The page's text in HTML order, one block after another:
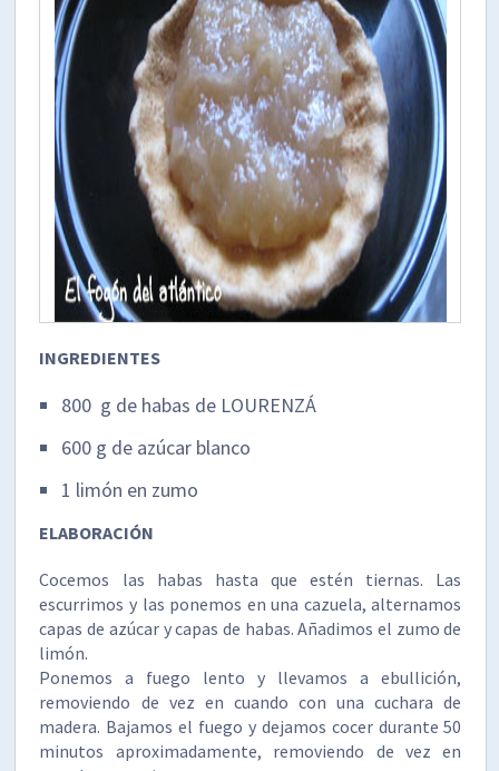
INGREDIENTES
800 g de habas de LOURENZÁ
600 g de azúcar blanco
1 limón en zumo
ELABORACIÓN
Cocemos las habas hasta que estén tiernas. Las
escurrimos y las ponemos en una cazuela, alternamos
capas de azúcar y capas de habas. Añadimos el zumo de
limón.
Ponemos a fuego lento y llevamos a ebullición,
removiendo de vez en cuando con una cuchara de
madera. Bajamos el fuego y dejamos cocer durante 50
minutos aproximadamente, removiendo de vez en